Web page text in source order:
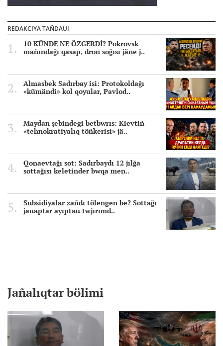
REDAKCIYA TAÑDAUI
10 KÜNDE NE ÖZGERDİ? Pokrovsk
mañındağı qasap, dron soğısı jäne j..
Almasbek Sadırbay isi: Protokoldağı
«kümändi» kol qoyular, Pavlod..
Maydan şebindegi betbwrıs: Kievtiñ
«tehnokratiyalıq töñkerisi» jä..
Qonaevtağı sot: Sadırbaydı 12 jılğa
sottağısı keletinder bwqa men..
Subsidiyalar zañdı tölengen be? Sottağı
jauaptar ayıptau twjırımd..
Jañalıqtar bölimi